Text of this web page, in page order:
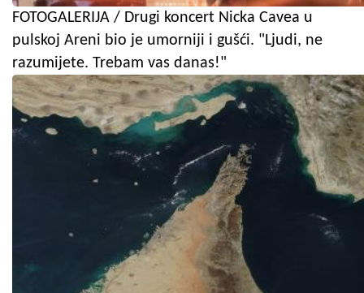
FOTOGALERIJA / Drugi koncert Nicka Cavea u
pulskoj Areni bio je umorniji i gušći. "Ljudi, ne
razumijete. Trebam vas danas!"